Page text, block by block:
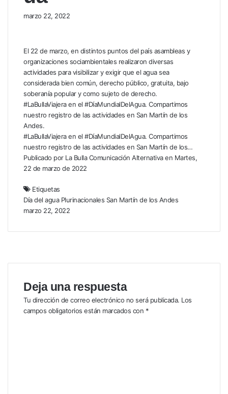
marzo 22, 2022
El 22 de marzo, en distintos puntos del país asambleas y
organizaciones sociambientales realizaron diversas
actividades para visibilizar y exigir que el agua sea
considerada bien común, derecho público, gratuita, bajo
soberanía popular y como sujeto de derecho.
#LaBullaViajera en el #DíaMundialDelAgua. Compartimos
nuestro registro de las actividades en San Martín de los
Andes.
#LaBullaViajera en el #DíaMundialDelAgua. Compartimos
nuestro registro de las actividades en San Martín de los…
Publicado por La Bulla Comunicación Alternativaen Martes,
22 de marzo de 2022
Etiquetas
Día del agua Plurinacionales San Martín de los Andes
marzo 22, 2022
Deja una respuesta
Tu dirección de correo electrónico no será publicada. Los
campos obligatorios están marcados con *